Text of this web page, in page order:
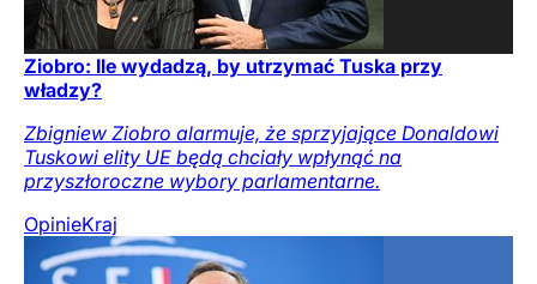
Ziobro: Ile wydadzą, by utrzymać Tuska przy
władzy?
Zbigniew Ziobro alarmuje, że sprzyjające Donaldowi
Tuskowi elity UE będą chciały wpłynąć na
przyszłoroczne wybory parlamentarne.
OpinieKraj